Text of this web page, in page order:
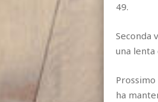
49.
Seconda
una lenta
ha